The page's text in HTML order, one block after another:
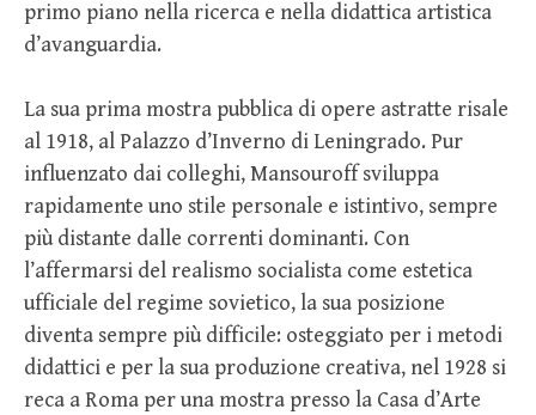
primo piano nella ricerca e nella didattica artistica
d’avanguardia.
La sua prima mostra pubblica di opere astratte risale
al 1918, al Palazzo d’Inverno di Leningrado. Pur
influenzato dai colleghi, Mansouroff sviluppa
rapidamente uno stile personale e istintivo, sempre
più distante dalle correnti dominanti. Con
l’affermarsi del realismo socialista come estetica
ufficiale del regime sovietico, la sua posizione
diventa sempre più difficile: osteggiato per i metodi
didattici e per la sua produzione creativa, nel 1928 si
reca a Roma per una mostra presso la Casa d’Arte